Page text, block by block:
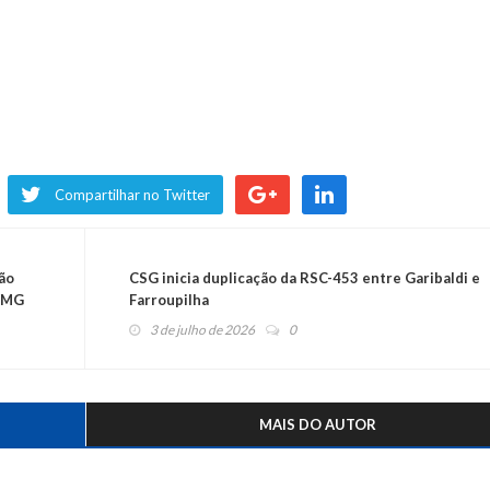
Compartilhar no Twitter
CSG inicia duplicação da RSC-453 entre Garibaldi e
Farroupilha
3 de julho de 2026 0
MAIS DO AUTOR